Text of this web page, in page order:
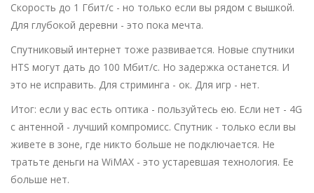
Скорость до 1 Гбит/с - но только если вы рядом с вышкой.
Для глубокой деревни - это пока мечта.
Спутниковый интернет тоже развивается. Новые спутники
HTS могут дать до 100 Мбит/с. Но задержка останется. И
это не исправить. Для стриминга - ок. Для игр - нет.
Итог: если у вас есть оптика - пользуйтесь ею. Если нет - 4G
с антенной - лучший компромисс. Спутник - только если вы
живете в зоне, где никто больше не подключается. Не
тратьте деньги на WiMAX - это устаревшая технология. Ее
больше нет.